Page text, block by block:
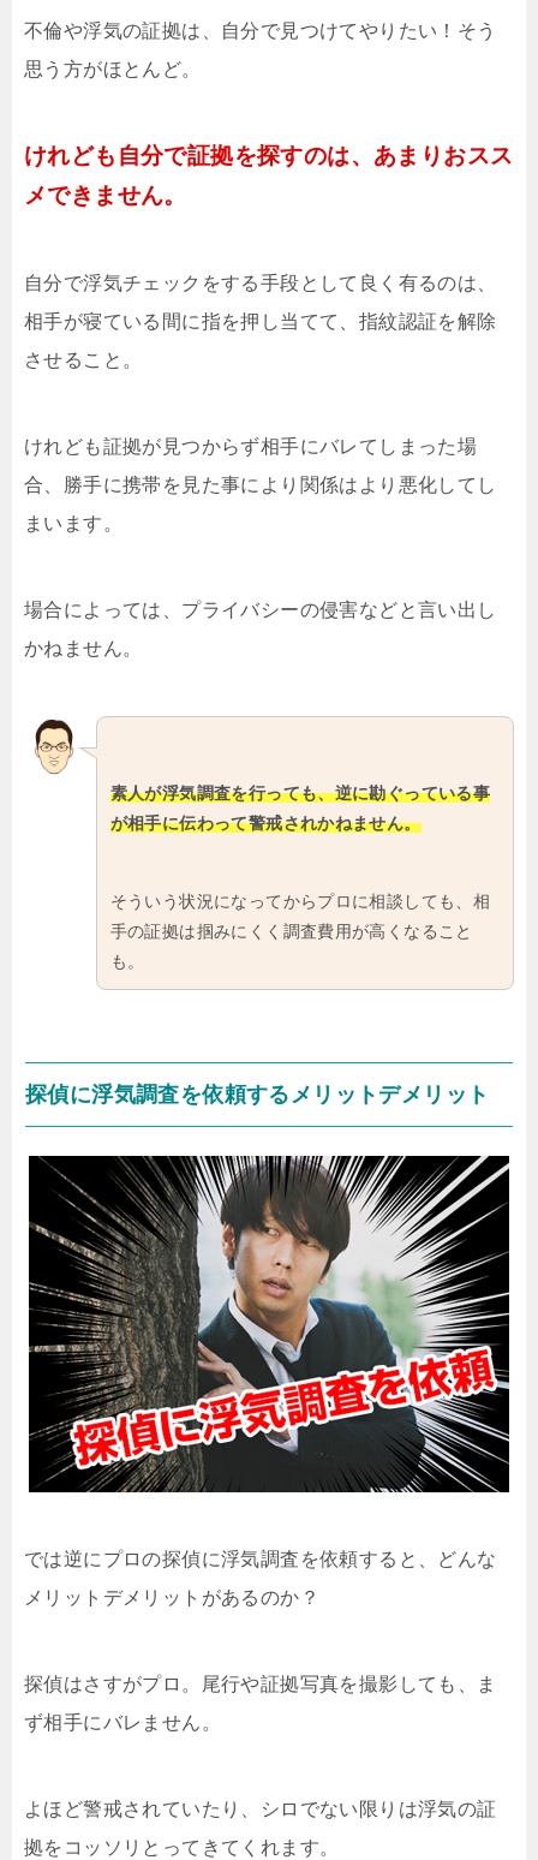
不倫や浮気の証拠は、自分で見つけてやりたい！そう
思う方がほとんど。
けれども自分で証拠を探すのは、あまりおスス
メできません。
自分で浮気チェックをする手段として良く有るのは、
相手が寝ている間に指を押し当てて、指紋認証を解除
させること。
けれども証拠が見つからず相手にバレてしまった場
合、勝手に携帯を見た事により関係はより悪化してし
まいます。
場合によっては、プライバシーの侵害などと言い出し
かねません。
素人が浮気調査を行っても、逆に勘ぐっている事
が相手に伝わって警戒されかねません。
そういう状況になってからプロに相談しても、相
手の証拠は掴みにくく調査費用が高くなること
も。
探偵に浮気調査を依頼するメリットデメリット
では逆にプロの探偵に浮気調査を依頼すると、どんな
メリットデメリットがあるのか？
探偵はさすがプロ。尾行や証拠写真を撮影しても、ま
ず相手にバレません。
よほど警戒されていたり、シロでない限りは浮気の証
拠をコッソリとってきてくれます。